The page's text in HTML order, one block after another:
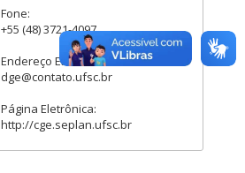
Fone:
+55 (48) 3721-4097
Endereço Eletrônico:
dge@contato.ufsc.br
Página Eletrônica:
http://cge.seplan.ufsc.br